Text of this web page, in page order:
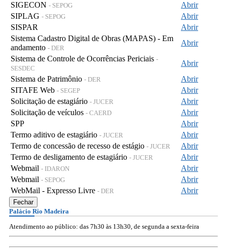
SIGECON - SEPOG
Abrir
SIPLAG - SEPOG
Abrir
SISPAR
Abrir
Sistema Cadastro Digital de Obras (MAPAS) - Em
andamento - DER
Abrir
Sistema de Controle de Ocorrências Periciais -
SESDEC
Abrir
Sistema de Patrimônio - DER
Abrir
SITAFE Web - SEGEP
Abrir
Solicitação de estagiário - JUCER
Abrir
Solicitação de veículos - CAERD
Abrir
SPP
Abrir
Termo aditivo de estagiário - JUCER
Abrir
Termo de concessão de recesso de estágio - JUCER
Abrir
Termo de desligamento de estagiário - JUCER
Abrir
Webmail - IDARON
Abrir
Webmail - SEPOG
Abrir
WebMail - Expresso Livre - DER Abrir
Fechar
Palácio Rio Madeira
Atendimento ao público: das 7h30 às 13h30, de segunda a sexta-feira